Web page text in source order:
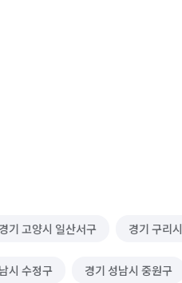
경기 고양시 일산서구 경기 구리시
시 수정구 경기 성남시 중원구